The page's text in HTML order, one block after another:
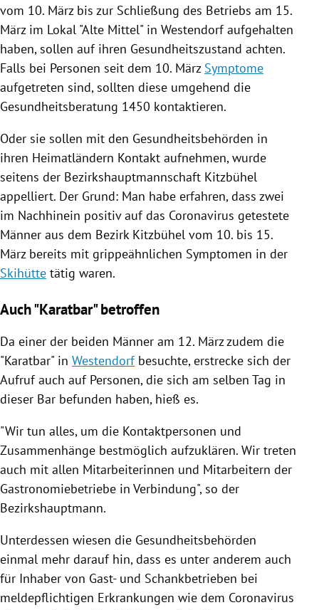
vom 10. März bis zur Schließung des Betriebs am 15.
März im Lokal "Alte Mittel" in Westendorfaufgehalten
haben, sollen auf ihren Gesundheitszustand achten.
Falls bei Personen seit dem 10. März Symptome
aufgetreten sind, sollten diese umgehend die
Gesundheitsberatung 1450 kontaktieren.
Oder sie sollen mit den Gesundheitsbehörden in
ihren Heimatländern Kontakt aufnehmen, wurde
seitens der Bezirkshauptmannschaft Kitzbühel
appelliert. Der Grund: Man habe erfahren, dass zwei
im Nachhinein positiv auf das Coronavirus getestete
Männer aus dem Bezirk Kitzbühel vom 10. bis 15.
März bereits mit grippeähnlichen Symptomen in der
Skihütte tätig waren.
Auch "Karatbar" betroffen
Da einer der beiden Männer am 12. März zudem die
"Karatbar" in Westendorfbesuchte, erstrecke sich der
Aufruf auch auf Personen, die sich am selben Tag in
dieser Bar befunden haben, hieß es.
"Wir tun alles, um die Kontaktpersonen und
Zusammenhänge bestmöglich aufzuklären. Wir treten
auch mit allen Mitarbeiterinnen und Mitarbeitern der
Gastronomiebetriebe in Verbindung", so der
Bezirkshauptmann.
Unterdessen wiesen die Gesundheitsbehörden
einmal mehr darauf hin, dass es unter anderem auch
für Inhaber von Gast- und Schankbetrieben bei
meldepflichtigen Erkrankungen wie dem Coronavirus